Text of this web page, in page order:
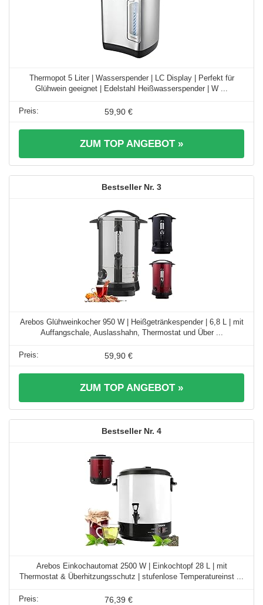
Thermopot 5 Liter | Wasserspender | LC Display | Perfekt für
Glühwein geeignet | Edelstahl Heißwasserspender | W ...
59,90 €
ZUM TOP ANGEBOT »
3
Arebos Glühweinkocher 950 W | Heißgetränkespender | 6,8 L | mit
Auffangschale, Auslasshahn, Thermostat und Über ...
59,90 €
ZUM TOP ANGEBOT »
4
Arebos Einkochautomat 2500 W | Einkochtopf 28 L | mit
Thermostat & Überhitzungsschutz | stufenlose Temperatureinst ...
76,39 €